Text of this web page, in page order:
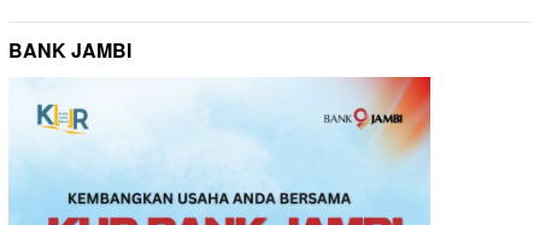
BANK JAMBI